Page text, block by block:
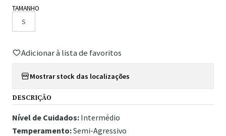
TAMANHO
S
Adicionar à lista de favoritos
Mostrar stock das localizações
DESCRIÇÃO
Nível de Cuidados: Intermédio
Temperamento:Semi-Agressivo